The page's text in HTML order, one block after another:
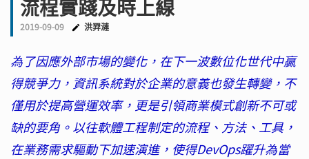
流程實踐及時上線
2019-09-09 洪羿漣
為了因應外部市場的變化，在下一波數位化世代中贏
得競爭力，資訊系統對於企業的意義也發生轉變，不
僅用於提高營運效率，更是引領商業模式創新不可或
缺的要角。以往軟體工程制定的流程、方法、工具，
在業務需求驅動下加速演進，使得DevOps躍升為當